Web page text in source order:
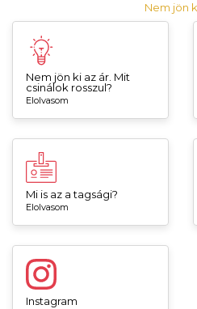
Nem jön
Nem jön ki az ár. Mit
csinálok rosszul?
Elolvasom
Mi is az a tagsági?
Elolvasom
Instagram